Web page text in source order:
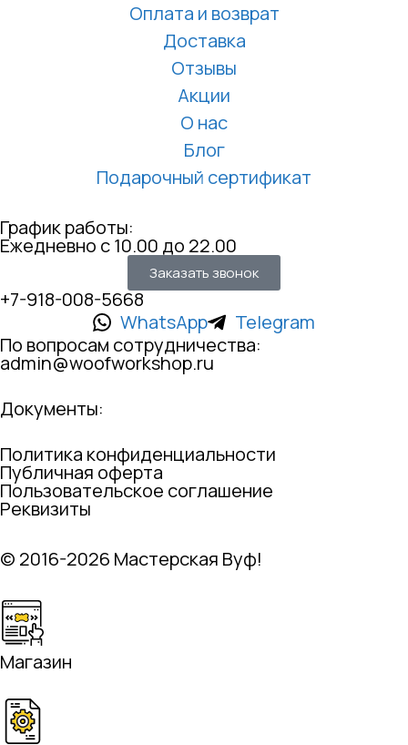
Оплата и возврат
Доставка
Отзывы
Акции
О нас
Блог
Подарочный сертификат
График работы:
Ежедневно с 10.00 до 22.00
Заказать звонок
+7-918-008-5668
WhatsApp
Telegram
По вопросам сотрудничества:
admin@woofworkshop.ru
Документы:
Политика конфиденциальности
Публичная оферта
Пользовательское соглашение
Реквизиты
© 2016-2026 Мастерская Вуф!
Магазин